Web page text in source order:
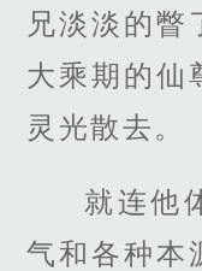
兄淡淡的瞥
大乘期的仙
灵光散去。
就连他
气和各种本